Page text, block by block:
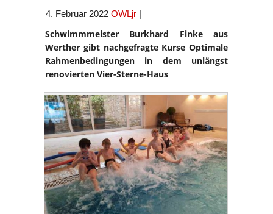
4. Februar 2022 OWLjr |
Schwimmmeister Burkhard Finke aus
Werther gibt nachgefragte Kurse Optimale
Rahmenbedingungen in dem unlängst
renovierten Vier-Sterne-Haus